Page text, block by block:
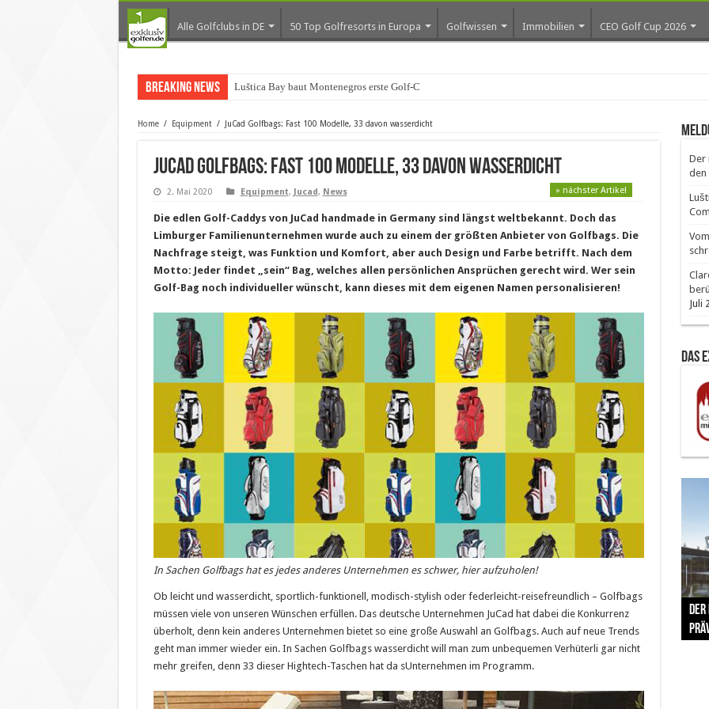
Alle Golfclubs in DE 50 Top Golfresorts in Europa Golfwissen Immobilien CEO Golf Cup 2026
Breaking News Luštica Bay baut Montenegros erste Golf-Community weiter aus
Home / Equipment / JuCad Golfbags: Fast 100 Modelle, 33 davon wasserdicht
JuCad Golfbags: Fast 100 Modelle, 33 davon wasserdicht
2. Mai 2020 Equipment, Jucad, News » nächster Artikel
Die edlen Golf-Caddys von JuCad handmade in Germany sind längst weltbekannt. Doch das
Limburger Familienunternehmen wurde auch zu einem der größten Anbieter von Golfbags. Die
Nachfrage steigt, was Funktion und Komfort, aber auch Design und Farbe betrifft. Nach dem
Motto: Jeder findet „sein“ Bag, welches allen persönlichen Ansprüchen gerecht wird. Wer sein
Golf-Bag noch individueller wünscht, kann dieses mit dem eigenen Namen personalisieren!
In Sachen Golfbags hat es jedes anderes Unternehmen es schwer, hier aufzuholen!
Ob leicht und wasserdicht, sportlich-funktionell, modisch-stylish oder federleicht-reisefreundlich – Golfbags
müssen viele von unseren Wünschen erfüllen. Das deutsche Unternehmen JuCad hat dabei die Konkurrenz
überholt, denn kein anderes Unternehmen bietet so eine große Auswahl an Golfbags. Auch auf neue Trends
geht man immer wieder ein. In Sachen Golfbags wasserdicht will man zum unbequemen Verhüterli gar nicht
mehr greifen, denn 33 dieser Hightech-Taschen hat da sUnternehmen im Programm.
Der
den
Juli
Das
The